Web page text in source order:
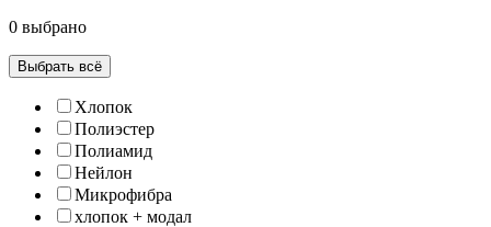
0 выбрано
Выбрать всё
Хлопок
Полиэстер
Полиамид
Нейлон
Микрофибра
хлопок + модал